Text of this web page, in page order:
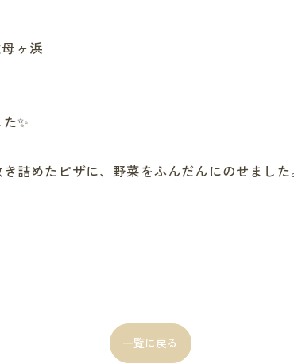
ヶ浜
✨
詰めたピザに、野菜をふんだんにのせまし
一覧に戻る